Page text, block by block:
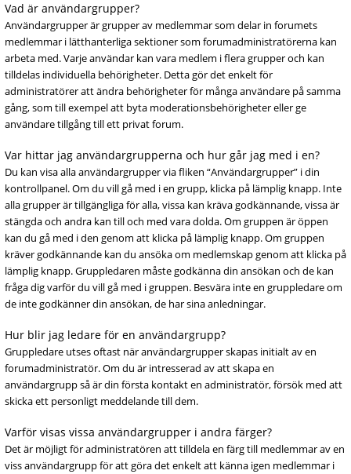
Vad är användargrupper?
Användargrupper är grupper av medlemmar som delar in forumets
medlemmar i lätthanterliga sektioner som forumadministratörerna kan
arbeta med. Varje användar kan vara medlem i flera grupper och kan
tilldelas individuella behörigheter. Detta gör det enkelt för
administratörer att ändra behörigheter för många användare på samma
gång, som till exempel att byta moderationsbehörigheter eller ge
användare tillgång till ett privat forum.
Var hittar jag användargrupperna och hur går jag med i en?
Du kan visa alla användargrupper via fliken “Användargrupper” i din
kontrollpanel. Om du vill gå med i en grupp, klicka på lämplig knapp. Inte
alla grupper är tillgängliga för alla, vissa kan kräva godkännande, vissa är
stängda och andra kan till och med vara dolda. Om gruppen är öppen
kan du gå med i den genom att klicka på lämplig knapp. Om gruppen
kräver godkännande kan du ansöka om medlemskap genom att klicka på
lämplig knapp. Gruppledaren måste godkänna din ansökan och de kan
fråga dig varför du vill gå med i gruppen. Besvära inte en gruppledare om
de inte godkänner din ansökan, de har sina anledningar.
Hur blir jag ledare för en användargrupp?
Gruppledare utses oftast när användargrupper skapas initialt av en
forumadministratör. Om du är intresserad av att skapa en
användargrupp så är din första kontakt en administratör, försök med att
skicka ett personligt meddelande till dem.
Varför visas vissa användargrupper i andra färger?
Det är möjligt för administratören att tilldela en färg till medlemmar av en
viss användargrupp för att göra det enkelt att känna igen medlemmar i